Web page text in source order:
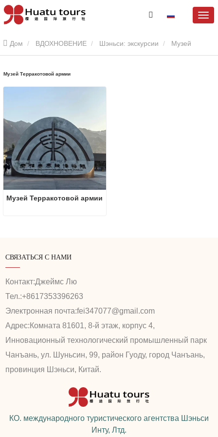
Дом ВДОХНОВЕНИЕ Шэньси: экскурсии
Музей Терракотовой армии
Музей Терракотовой армии
СВЯЗАТЬСЯ С НАМИ
Контакт:Джеймс Лю
Тел.:+8617353396263
Электронная почта:fei347077@gmail.com
Адрес: Комната 81601, 8-й этаж, корпус 4,
Инновационный технологический промышленный парк
Чанъань, ул. Шуньсин, 99, район Гуоду, город Чанъань,
провинция Шэньси, Китай.
КО. международного туристического агентства Шэньси
Инту, Лтд.